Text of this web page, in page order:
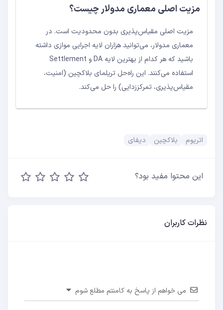
مزیت اصلی معماری مدولار چیست؟
مزیت اصلی مقیاس‌پذیری بدون محدودیت است. در
معماری مدولار، می‌توانید هزاران لایه اجرایی موازی داشته
باشید که هر کدام از بهترین لایه DA و Settlement
استفاده می‌کنند. این راه‌حل تریلمای بلاکچین (امنیت،
مقیاس‌پذیری، تمرکززدایی) را حل می‌کند.
اتریوم بلاکچین دیفای
این محتوا مفید بود؟
نظرات کاربران
می خواهم از پاسخ به کامنتم مطلع شوم